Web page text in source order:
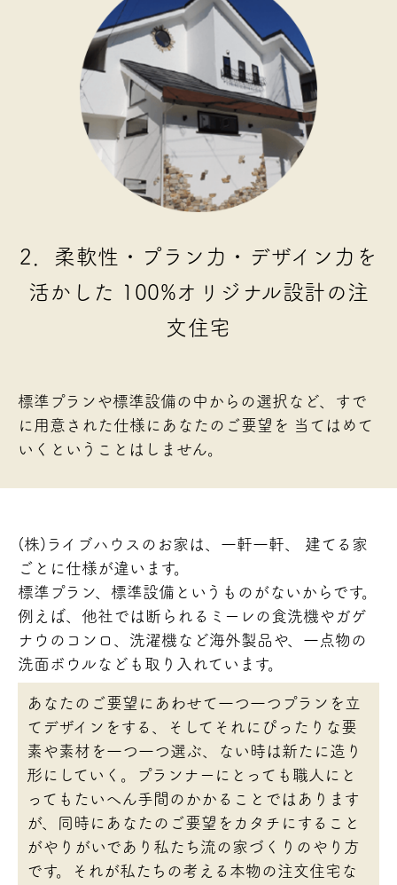
2．柔軟性・プラン力・デザイン力を
活かした
100%オリジナル設計の注
文住宅
標準プランや標準設備の中からの選択など、すで
に用意された仕様にあなたのご要望を 当てはめて
いくということはしません。
(株)ライブハウスのお家は、一軒一軒、 建てる家
ごとに仕様が違います。
標準プラン、標準設備というものがないからです。
例えば、他社では断られるミーレの食洗機やガゲ
ナウのコンロ、洗濯機など海外製品や、一点物の
洗面ボウルなども取り入れています。
あなたのご要望にあわせて一つ一つプランを立
てデザインをする、そしてそれにぴったりな要
素や素材を一つ一つ選ぶ、ない時は新たに造り
形にしていく。プランナーにとっても職人にと
ってもたいへん手間のかかることではあります
が、同時にあなたのご要望をカタチにすること
がやりがいであり私たち流の家づくりのやり方
です。それが私たちの考える本物の注文住宅な